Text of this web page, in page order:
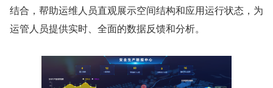
结合，帮助运维人员直观展示空间结构和应用运行状态，为
运管人员提供实时、全面的数据反馈和分析。